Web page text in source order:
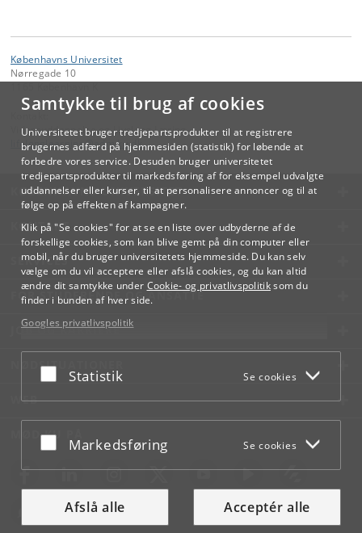
Samtykke til brug af cookies
Universitetet bruger tredjepartsprodukter til at registrere
brugernes adfærd på hjemmesiden (statistik) for løbende at
forbedre vores service. Desuden bruger universitetet
tredjepartsprodukter til markedsføring af for eksempel udvalgte
uddannelser eller kurser, til at personalisere annoncer og til at
følge op på effekten af kampagner.
Klik på "Se cookies" for at se en liste over udbyderne af de
forskellige cookies, som kan blive gemt på din computer eller
mobil, når du bruger universitetets hjemmeside. Du kan selv
vælge om du vil acceptere eller afslå cookies, og du kan altid
ændre dit samtykke under Cookie- og privatlivspolitiksom du
finder i bunden af hver side.
Googles privatlivspolitik
Acceptér eller afslå
Statistik Se cookies
Acceptér eller afslå
Markedsføring Se cookies
Afslå alle Acceptér alle
Københavns Universitet
Nørregade 10
Videreuddannelse og Livslang Læring
lifelonglearning@adm.ku.dk
KØBENHAVNS UNIVERSITET
KONTAKT
SERVICES
FOR STUDERENDE OG ANSATTE
JOB OG KARRIERE
NØDSITUATIONER
WEB
MØD KU PÅ